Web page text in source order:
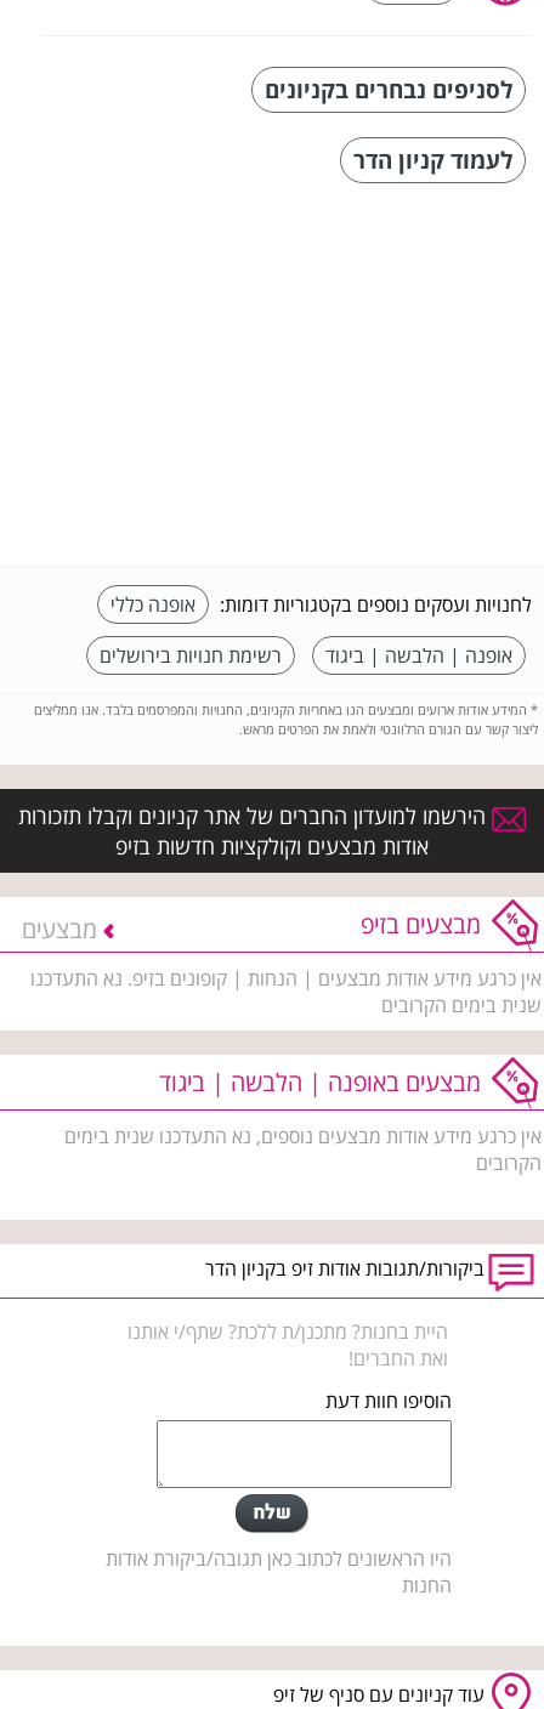
לסניפים נבחרים בקניונים
לעמוד קניון הדר
לחנויות ועסקים נוספים בקטגוריות דומות:
אופנה כללי
אופנה | הלבשה | ביגוד
רשימת חנויות בירושלים
* המידע אודות ארועים ומבצעים הנו באחריות הקניונים, החנויות והמפרסמים בלבד. אנו ממליצים
ליצור קשר עם הגורם הרלוונטי ולאמת את הפרטים מראש.
הירשמו למועדון החברים של אתר קניונים וקבלו תזכורות
אודות מבצעים וקולקציות חדשות בזיפ
מבצעים בזיפ מבצעים
אין כרגע מידע אודות מבצעים | הנחות | קופונים בזיפ. נא התעדכנו
שנית בימים הקרובים
מבצעים באופנה | הלבשה | ביגוד
אין כרגע מידע אודות מבצעים נוספים, נא התעדכנו שנית בימים
הקרובים
ביקורות/תגובות אודות זיפ בקניון הדר
היית בחנות? מתכנן/ת ללכת? שתף/י אותנו
ואת החברים!
הוסיפו חוות דעת
היו הראשונים לכתוב כאן תגובה/ביקורת אודות
החנות
עוד קניונים עם סניף של זיפ